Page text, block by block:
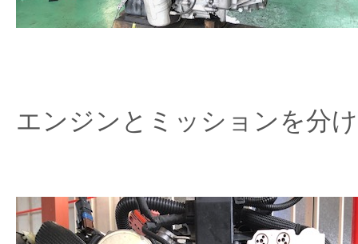
エンジンとミッションを分